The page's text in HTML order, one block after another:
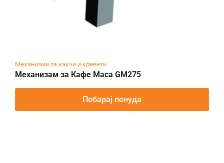
Механизми за каучи и кревети
Механизам за Кафе Маса GM275
Побарај понуда